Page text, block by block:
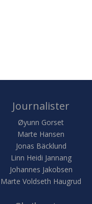
Journalister
Øyunn Gorset
Marte Hansen
Jonas Bäcklund
Linn Heidi Jannang
Johannes Jakobsen
Marte Voldseth Haugrud